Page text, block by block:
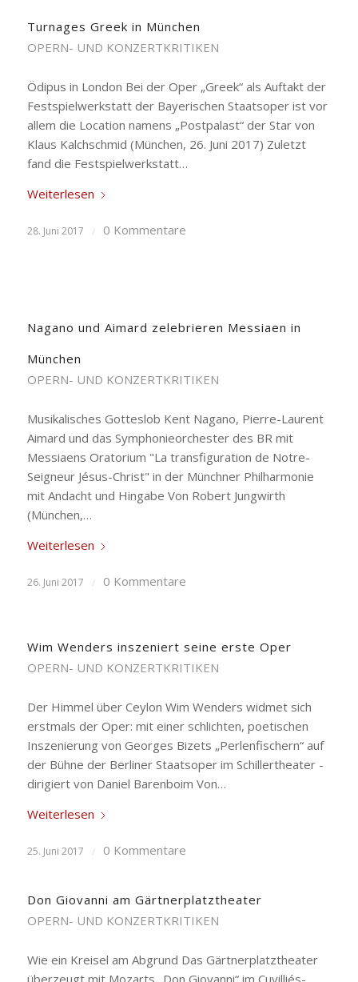
Turnages Greek in München
OPERN- UND KONZERTKRITIKEN
Ödipus in London Bei der Oper „Greek“ als Auftakt der
Festspielwerkstatt der Bayerischen Staatsoper ist vor
allem die Location namens „Postpalast“ der Star von
Klaus Kalchschmid (München, 26. Juni 2017) Zuletzt
fand die Festspielwerkstatt…
Weiterlesen
28. Juni 2017 / 0 Kommentare
Nagano und Aimard zelebrieren Messiaen in
München
OPERN- UND KONZERTKRITIKEN
Musikalisches Gotteslob Kent Nagano, Pierre-Laurent
Aimard und das Symphonieorchester des BR mit
Messiaens Oratorium "La transfiguration de Notre-
Seigneur Jésus-Christ" in der Münchner Philharmonie
mit Andacht und Hingabe Von Robert Jungwirth
(München,…
Weiterlesen
26. Juni 2017 / 0 Kommentare
Wim Wenders inszeniert seine erste Oper
OPERN- UND KONZERTKRITIKEN
Der Himmel über Ceylon Wim Wenders widmet sich
erstmals der Oper: mit einer schlichten, poetischen
Inszenierung von Georges Bizets „Perlenfischern“ auf
der Bühne der Berliner Staatsoper im Schillertheater -
dirigiert von Daniel Barenboim Von…
Weiterlesen
25. Juni 2017 / 0 Kommentare
Don Giovanni am Gärtnerplatztheater
OPERN- UND KONZERTKRITIKEN
Wie ein Kreisel am Abgrund Das Gärtnerplatztheater
überzeugt mit Mozarts „Don Giovanni“ im Cuvilliés-